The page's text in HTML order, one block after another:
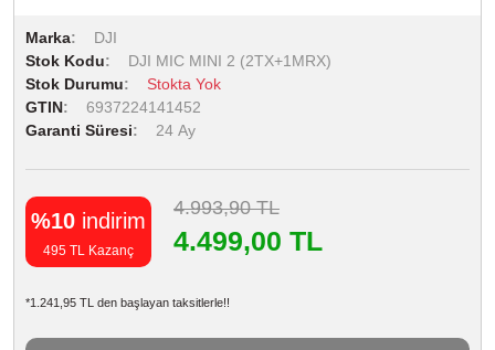
Marka
DJI
Stok Kodu
DJI MIC MINI 2 (2TX+1MRX)
Stok Durumu
Stokta Yok
GTIN
6937224141452
Garanti Süresi
24 Ay
%10 indirim
495 TL Kazanç
4.993,90 TL
4.499,00 TL
*1.241,95 TL den başlayan taksitlerle!!